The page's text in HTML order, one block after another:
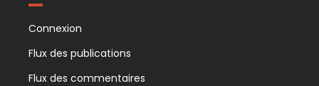
Connexion
Flux des publications
Flux des commentaires